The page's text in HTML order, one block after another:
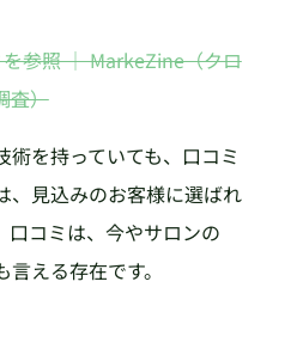
参照 ｜ MarkeZine（クロ
査）
術を持っていても、口コミ
、見込みのお客様に選ばれ
口コミは、今やサロンの
言える存在です。